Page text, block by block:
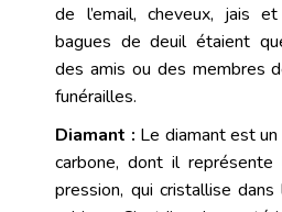
de l’email, cheveux, jais
bagues de deuil étaient
des amis ou des membres
funérailles.
Diamant : Le diamant est
carbone, dont il représente
pression, qui cristallise